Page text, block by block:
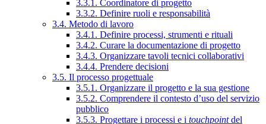
3.3.1. Coordinatore di progetto
3.3.2. Definire ruoli e responsabilità
3.4. Metodo di lavoro
3.4.1. Definire processi, strumenti e rituali
3.4.2. Curare la documentazione di progetto
3.4.3. Organizzare tavoli tecnici collaborativi
3.4.4. Prendere decisioni
3.5. Il processo progettuale
3.5.1. Organizzare il progetto e la sua gestione
3.5.2. Comprendere il contesto d’uso del servizio
pubblico
3.5.3. Progettare i processi e i touchpointdel